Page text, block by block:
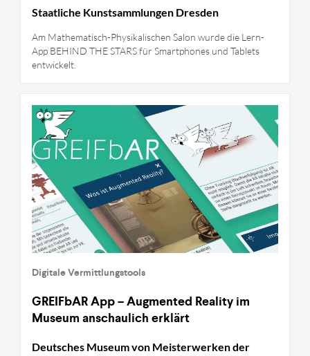
Staatliche Kunstsammlungen Dresden
Am Mathematisch-Physikalischen Salon wurde die Lern-
App BEHIND THE STARS für Smartphones und Tablets
entwickelt.
Digitale Vermittlungstools
GREIFbAR App – Augmented Reality im
Museum anschaulich erklärt
Deutsches Museum von Meisterwerken der